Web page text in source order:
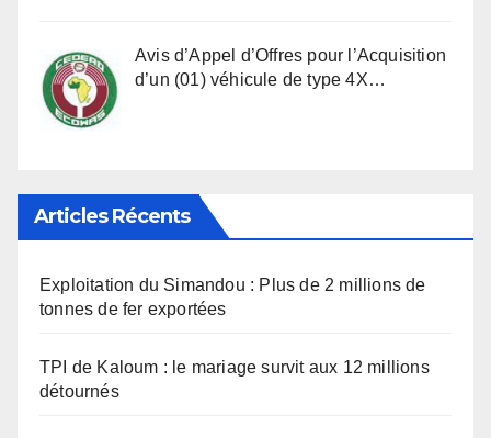
Avis d’Appel d’Offres pour l’Acquisition
d’un (01) véhicule de type 4X…
Articles Récents
Exploitation du Simandou : Plus de 2 millions de
tonnes de fer exportées
TPI de Kaloum : le mariage survit aux 12 millions
détournés